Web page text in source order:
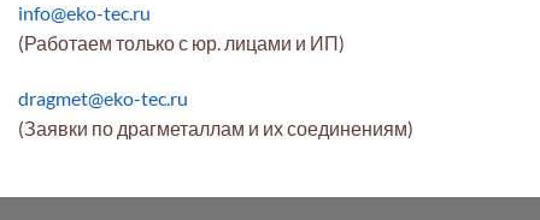
info@eko-tec.ru
(Работаем только с юр. лицами и ИП)
dragmet@eko-tec.ru
(Заявки по драгметаллам и их соединениям)